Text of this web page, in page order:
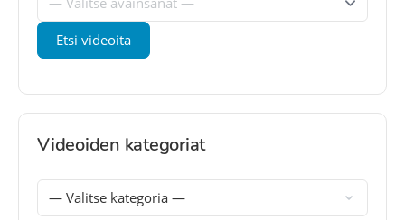
Videoiden kategoriat